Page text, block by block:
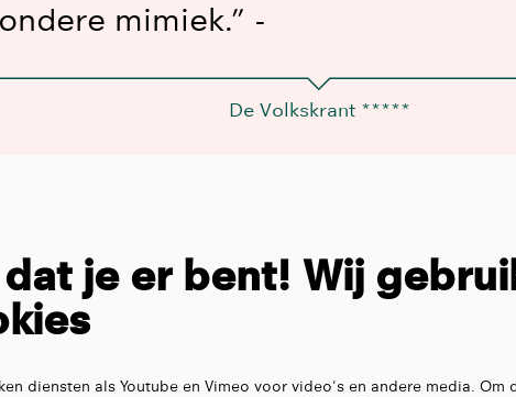
mimiek.” -
De Volkskrant *****
dat je er bent! Wij
diensten als Youtube en Vimeo voor video's en andere media. Om